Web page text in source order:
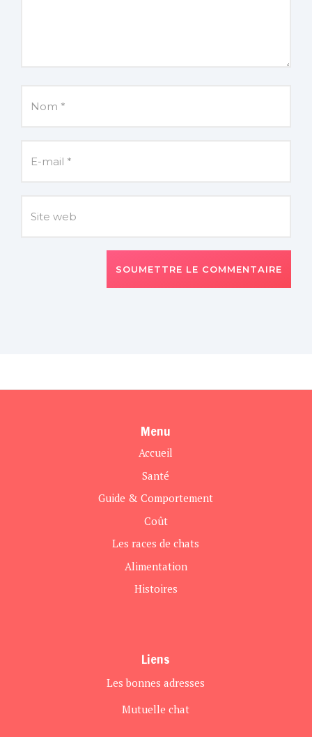
SOUMETTRE LE COMMENTAIRE
Menu
Accueil
Santé
Guide & Comportement
Coût
Les races de chats
Alimentation
Histoires
Liens
Les bonnes adresses
Mutuelle chat